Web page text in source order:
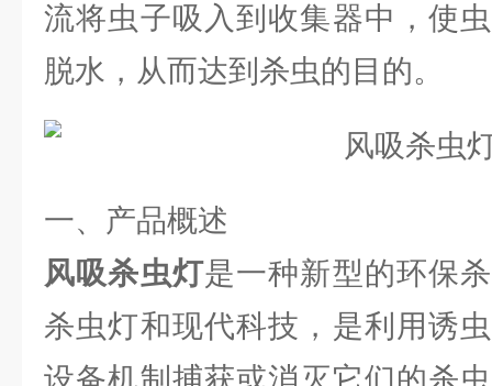
流将虫子吸入到收集器中，使
脱水，从而达到杀虫的目的。
一、产品概述
风吸杀虫灯是一种新型的环保
杀虫灯和现代科技，是利用诱
设备机制捕获或消灭它们的杀